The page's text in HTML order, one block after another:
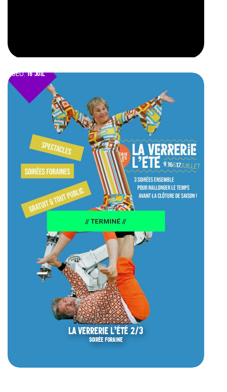
JEU.16 JUIL
// TERMINÉ //
LA VERRERIE L’ÉTÉ 2/3
SOIRÉE FORAINE